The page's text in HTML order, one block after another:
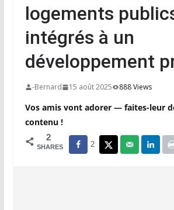
logements
intégrés à un
développement
-Bernard 15 août 2025 888 Views
Vos amis vont adorer — faites-leur
contenu !
2
SHARES 2